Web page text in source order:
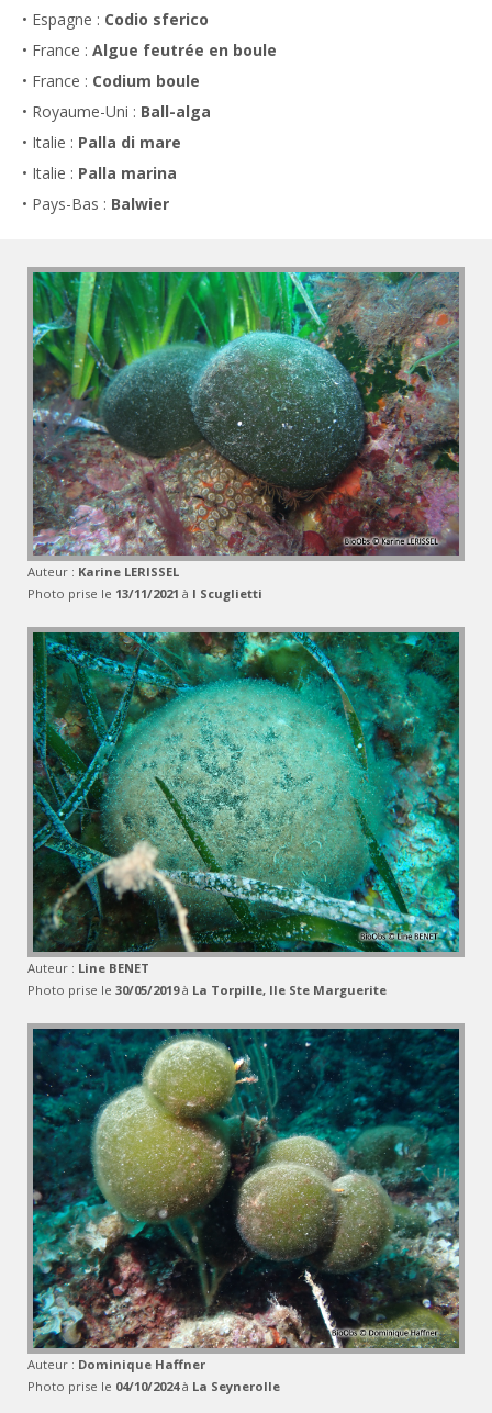
• Espagne : Codio sferico
• France : Algue feutrée en boule
• France : Codium boule
• Royaume-Uni : Ball-alga
• Italie : Palla di mare
• Italie : Palla marina
• Pays-Bas : Balwier
Auteur : Karine LERISSEL
Photo prise le 13/11/2021 à I Scuglietti
Auteur : Line BENET
Photo prise le 30/05/2019à La Torpille, Ile Ste Marguerite
Auteur : Dominique Haffner
Photo prise le 04/10/2024à La Seynerolle